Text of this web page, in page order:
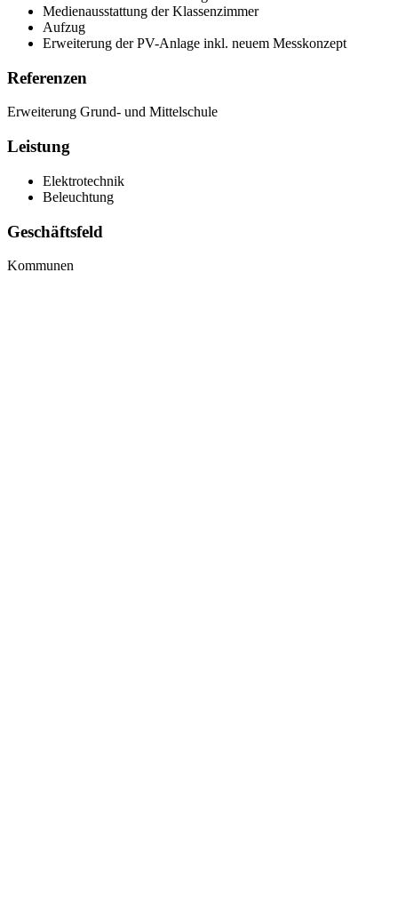
Medienausstattung der Klassenzimmer
Aufzug
Erweiterung der PV-Anlage inkl. neuem Messkonzept
Referenzen
Erweiterung Grund- und Mittelschule
Leistung
Elektrotechnik
Beleuchtung
Geschäftsfeld
Kommunen